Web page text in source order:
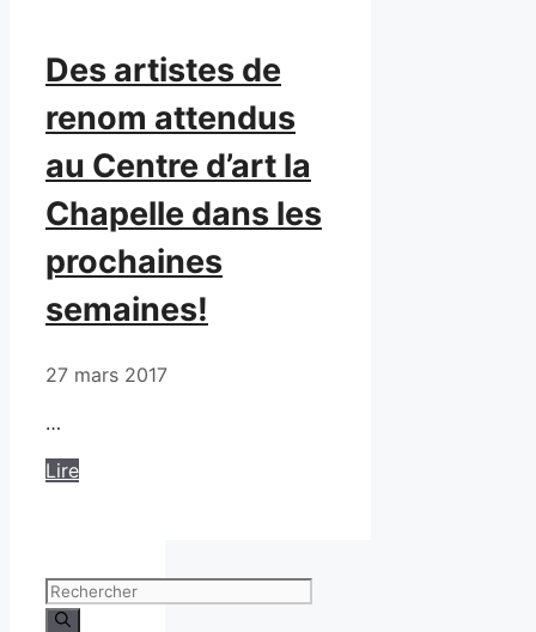
Des artistes de
renom attendus
au Centre d’art la
Chapelle dans les
prochaines
semaines!
27 mars 2017
…
Lire
Rechercher :